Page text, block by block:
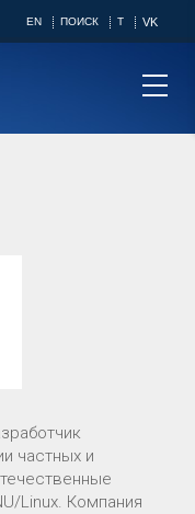
EN ПОИСК T VK
частных и
Linux. Компания